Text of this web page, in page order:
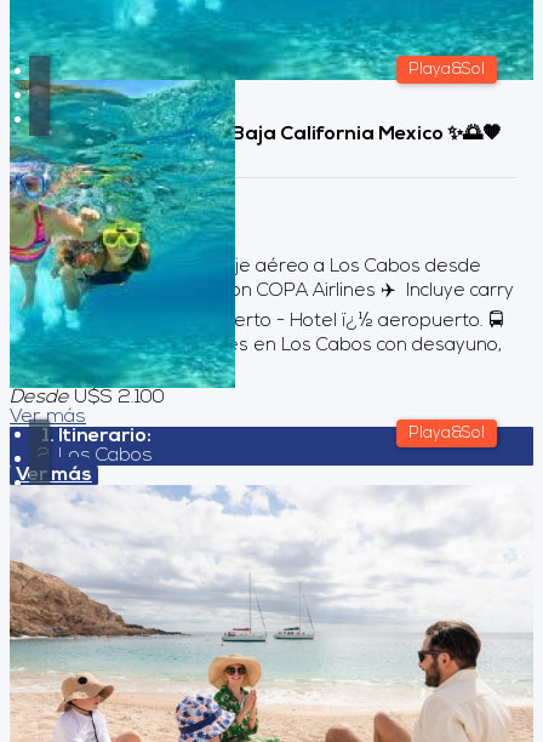
Playa&Sol
Playa&Sol
Los Cabos Aventura, Baja California Mexico ✨🌅🧡
Duración:
8Días7Noches
Servicios incluidos Pasaje aéreo a Los Cabos desde
Buenos Aires volando con COPA Airlines ✈️ Incluye carry
on 👜 Traslados aeropuerto - Hotel ï¿½ aeropuerto. 🚍
Alojamiento por 7 noches en Los Cabos con desayuno,
en base doble.ㇽ...
Desde U$S 2.100
Ver más
Itinerario:
Los Cabos
Ver más